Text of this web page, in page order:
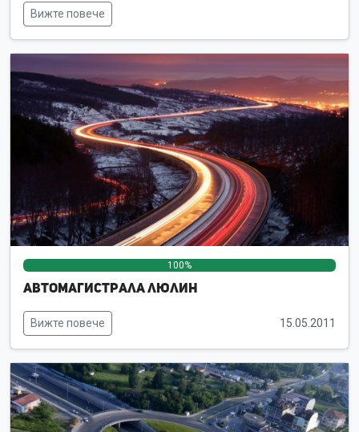
Вижте повече
100%
Автомагистрала Люлин
Вижте повече 15.05.2011